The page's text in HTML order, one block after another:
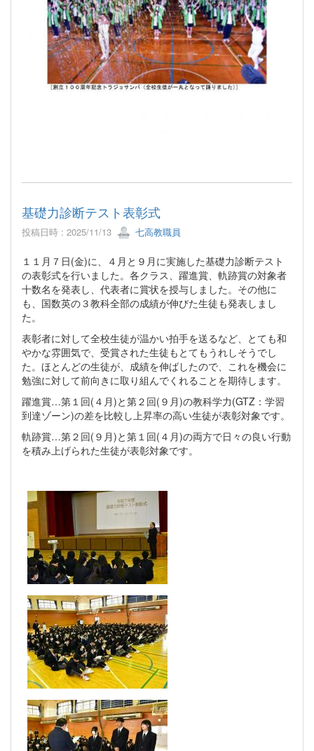
基礎力診断テスト表彰式
投稿日時 : 2025/11/13 七高教職員
１１月７日(金)に、４月と９月に実施した基礎力診断テスト
の表彰式を行いました。各クラス、躍進賞、軌跡賞の対象者
十数名を発表し、代表者に賞状を授与しました。その他に
も、国数英の３教科全部の成績が伸びた生徒も発表しまし
た。
表彰者に対して全校生徒が温かい拍手を送るなど、とても和
やかな雰囲気で、受賞された生徒もとてもうれしそうでし
た。ほとんどの生徒が、成績を伸ばしたので、これを機会に
勉強に対して前向きに取り組んでくれることを期待します。
躍進賞…第１回(４月)と第２回(９月)の教科学力(GTZ：学習
到達ゾーン)の差を比較し上昇率の高い生徒が表彰対象です。
軌跡賞…第２回(９月)と第１回(４月)の両方で日々の良い行動
を積み上げられた生徒が表彰対象です。